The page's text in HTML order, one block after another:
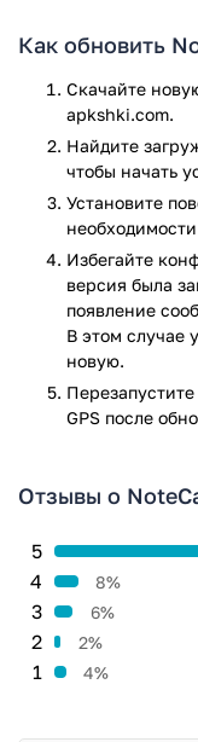
Достоинства
Есть
Удобная
Выбор
Нанесение
моменты из
С помощью
изменить звук
Приложение
антивирусом
последним
Как обновить
Скачайте
apkshki.com.
Найдите
чтобы начать
Установите
Избегайте
версия была
появление
В этом случае
новую.
GPS после
Отзывы о
1 4%
2 2%
3 6%
4 8%
5